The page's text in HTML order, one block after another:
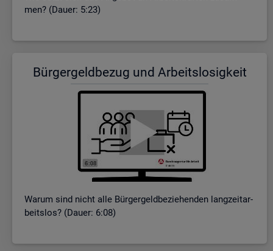
men? (Dauer: 5:23)
Bür­ger­geld­be­zug und Ar­beits­lo­sig­keit
Warum sind nicht alle Bür­ger­geld­be­zie­hen­den lang­zeit­ar­
beits­los? (Dauer: 6:08)